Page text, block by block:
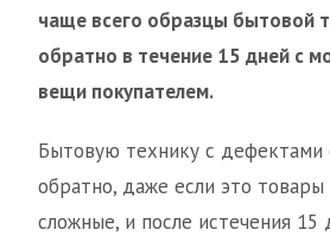
чаще всего образцы бытовой
обратно в течение 15 дней с
вещи покупателем.
Бытовую технику с дефектами
обратно, даже если это товары
сложные, и после истечения 15